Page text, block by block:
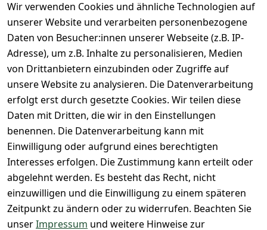
Wir verwenden Cookies und ähnliche Technologien auf
unserer Website und verarbeiten personenbezogene
Daten von Besucher:innen unserer Webseite (z.B. IP-
Adresse), um z.B. Inhalte zu personalisieren, Medien
von Drittanbietern einzubinden oder Zugriffe auf
unsere Website zu analysieren. Die Datenverarbeitung
erfolgt erst durch gesetzte Cookies. Wir teilen diese
Daten mit Dritten, die wir in den Einstellungen
benennen. Die Datenverarbeitung kann mit
Einwilligung oder aufgrund eines berechtigten
Interesses erfolgen. Die Zustimmung kann erteilt oder
abgelehnt werden. Es besteht das Recht, nicht
einzuwilligen und die Einwilligung zu einem späteren
Zeitpunkt zu ändern oder zu widerrufen. Beachten Sie
unserImpressum und weitere Hinweise zur
Datenschutze
rklärung
Barrierefreihe
itserklärung
Widerrufsrec
ht
Vertrag
widerrufen
Versand &
Versandkoste
n
Retoure &
Rücksendung
Rücksendeeti
kett drucken
(Inland)
FAQs - Häufig
gestellte
Fragen
Konfektionsgr
ößen
Lagerverkauf
Tiefpreisgara
ntie*
Express-24h-
Versand
24/7 aktueller
Warenbestan
d
+ 95% aus
eigener
Herstellung
+ 60 Jahre
Geschäftserfa
hrung
unsere
Facebook-
Seite
unsere
Damen &
Herren
unsere
Gutscheine &
SALE
Whatsapp Nr.:
+49511676950
14
Lagerverkauf: